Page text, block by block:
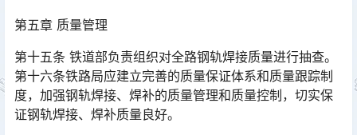
第五章 质量管理
第十五条 铁道部负责组织对全路钢轨焊接质量进行抽查。
第十六条铁路局应建立完善的质量保证体系和质量跟踪制
度，加强钢轨焊接、焊补的质量管理和质量控制，切实保
证钢轨焊接、焊补质量良好。󠅅󠅃󠄵󠅂󠄪󠇖󠆨󠆨󠇕󠆞󠆒󠅬󠇘󠆭󠆘󠇙󠆝󠅵󠇗󠆭󠆁󠄐󠇗󠅹󠅸󠇖󠆍󠅳󠇖󠅹󠅰󠇖󠆌󠅹